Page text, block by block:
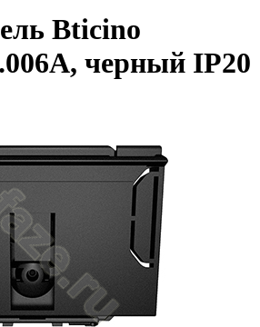
Bticino
черный IP20